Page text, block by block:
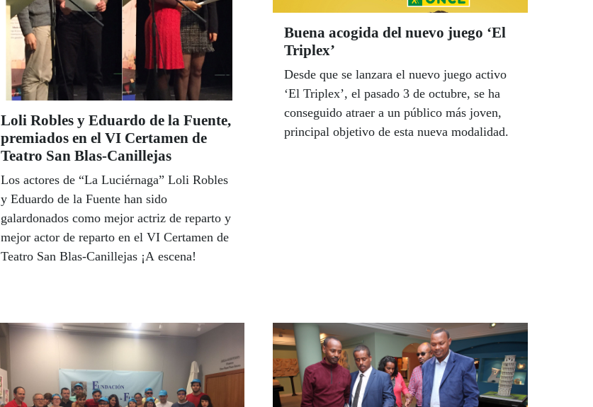
Loli Robles y Eduardo de la Fuente,
premiados en el VI Certamen de
Teatro San Blas-Canillejas
Los actores de “La Luciérnaga” Loli Robles
y Eduardo de la Fuente han sido
galardonados como mejor actriz de reparto y
mejor actor de reparto en el VI Certamen de
Teatro San Blas-Canillejas ¡A escena!
Buena acogida del nuevo juego ‘El
Triplex’
Desde que se lanzara el nuevo juego activo
‘El Triplex’, el pasado 3 de octubre, se ha
conseguido atraer a un público más joven,
principal objetivo de esta nueva modalidad.